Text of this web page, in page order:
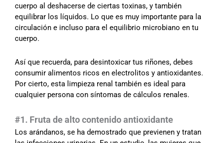
cuerpo al deshacerse de ciertas toxinas, y también
equilibrar los líquidos. Lo que es muy importante para la
circulación e incluso para el equilibrio microbiano en tu
cuerpo.
Así que recuerda, para desintoxicar tus riñones, debes
consumir alimentos ricos en electrolitos y antioxidantes.
Por cierto, esta limpieza renal también es ideal para
cualquier persona con síntomas de cálculos renales.
#1. Fruta de alto contenido antioxidante
Los arándanos, se ha demostrado que previenen y tratan